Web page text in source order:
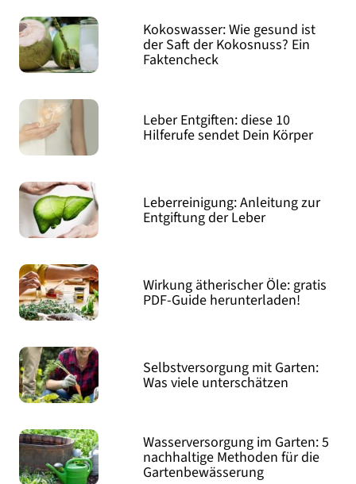
Kokoswasser: Wie gesund ist
der Saft der Kokosnuss? Ein
Faktencheck
Leber Entgiften: diese 10
Hilferufe sendet Dein Körper
Leberreinigung: Anleitung zur
Entgiftung der Leber
Wirkung ätherischer Öle: gratis
PDF-Guide herunterladen!
Selbstversorgung mit Garten:
Was viele unterschätzen
Wasserversorgung im Garten: 5
nachhaltige Methoden für die
Gartenbewässerung